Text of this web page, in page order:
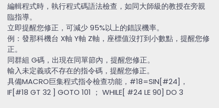
編輯程式時，執行程式碼語法檢查，如同大師級的教授在旁親
臨指導。
立即提醒您修正，可減少 95%以上的錯誤機率。
例：發那科機台 X軸 Y軸 Z軸，座標值沒打到小數點，提醒您修
正。
同群組 G碼，出現在同單節內，提醒您修正。
輸入未定義或不存在的指令碼，提醒您修正。
具備MACRO巨集程式指令檢查功能，#18=SIN[#24]，
IF[#18 GT 32 ] GOTO 101 ； WHILE[ #24 LE 90] DO 3